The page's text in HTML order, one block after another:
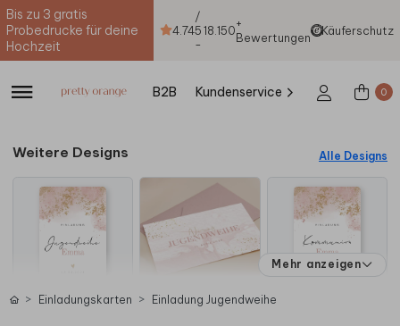
Bis zu 3 gratis
Probedrucke für deine
Hochzeit
4.74
/
5
-
18.150+
Bewertungen
Käuferschutz
B2B Kundenservice 0
Weitere Designs Alle Designs
Mehr anzeigen
Einladungskarten Einladung Jugendweihe